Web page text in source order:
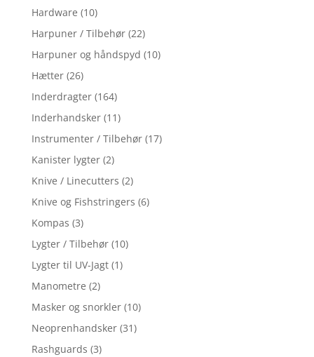
Hardware (10)
Harpuner / Tilbehør (22)
Harpuner og håndspyd (10)
Hætter (26)
Inderdragter (164)
Inderhandsker (11)
Instrumenter / Tilbehør (17)
Kanister lygter (2)
Knive / Linecutters (2)
Knive og Fishstringers (6)
Kompas (3)
Lygter / Tilbehør (10)
Lygter til UV-Jagt (1)
Manometre (2)
Masker og snorkler (10)
Neoprenhandsker (31)
Rashguards (3)